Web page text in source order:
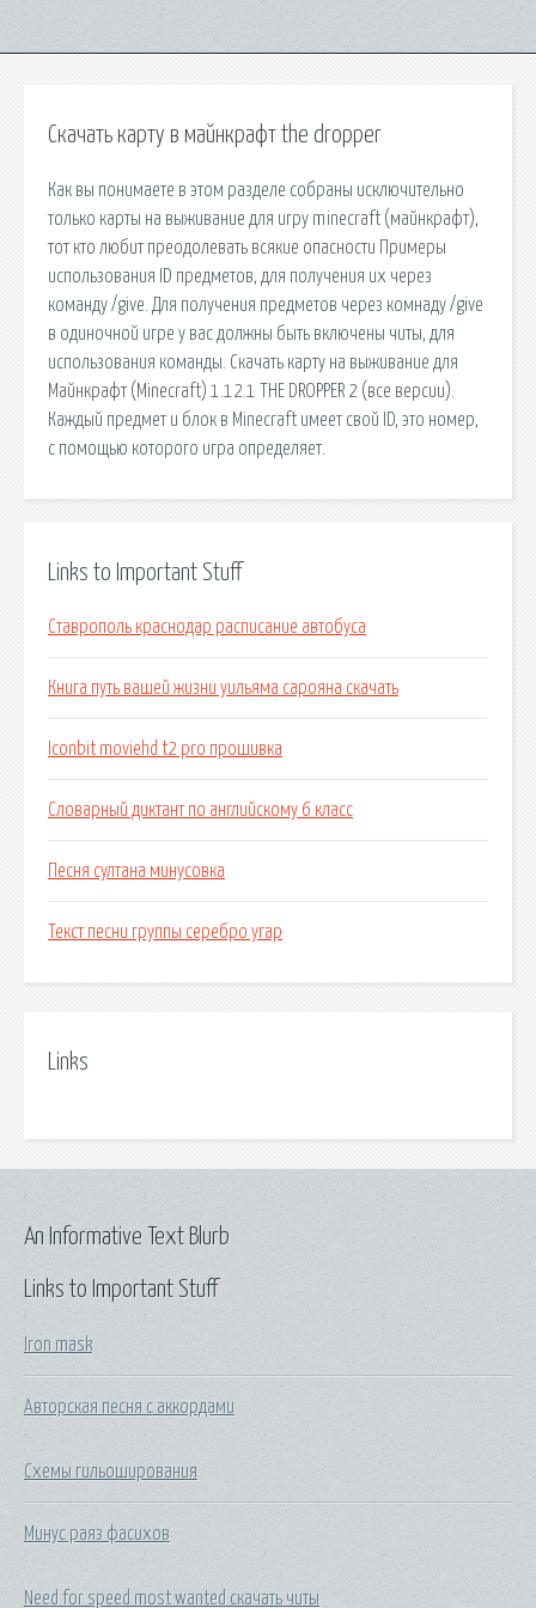
Скачать карту в майнкрафт the dropper
Как вы понимаете в этом разделе собраны исключительно
только карты на выживание для игру minecraft (майнкрафт),
тот кто любит преодолевать всякие опасности Примеры
использования ID предметов, для получения их через
команду /give. Для получения предметов через комнаду /give
в одиночной игре у вас должны быть включены читы, для
использования команды. Скачать карту на выживание для
Майнкрафт (Minecraft) 1.12.1 THE DROPPER 2 (все версии).
Каждый предмет и блок в Minecraft имеет свой ID, это номер,
с помощью которого игра определяет.
Links to Important Stuff
Ставрополь краснодар расписание автобуса
Книга путь вашей жизни уильяма сарояна скачать
Iconbit moviehd t2 pro прошивка
Словарный диктант по английскому 6 класс
Песня султана минусовка
Текст песни группы серебро угар
Links
Links to Important Stuff
Iron mask
Авторская песня с аккордами
Схемы гильоширования
Минус раяз фасихов
Need for speed most wanted скачать читы
An Informative Text Blurb